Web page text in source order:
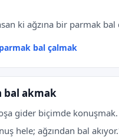
ki ağzına bir parmak bal
bal çalmak
bal akmak
gider biçimde konuşmak.
hele; ağzından bal